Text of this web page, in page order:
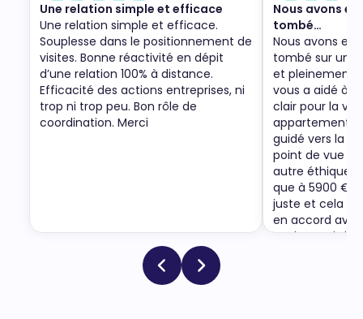
Une relation simple et efficace
Une relation simple et efficace.
Souplesse dans le positionnement de
visites. Bonne réactivité en dépit
d’une relation 100% à distance.
Efficacité des actions entreprises, ni
trop ni trop peu. Bon rôle de
coordination. Merci
Nous avons
tombé…
Nous avons eu
tombé sur
et pleinement
vous a aidé à
clair pour la
appartement.
guidé vers la
point de vue
autre éthique.
que à 5900 €,
juste et cela
en accord
avoir un prix